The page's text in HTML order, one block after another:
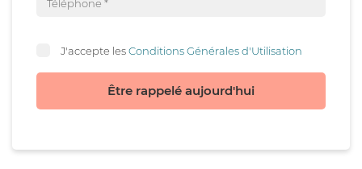
J'accepte lesConditions Générales d'Utilisation
Être rappelé aujourd'hui